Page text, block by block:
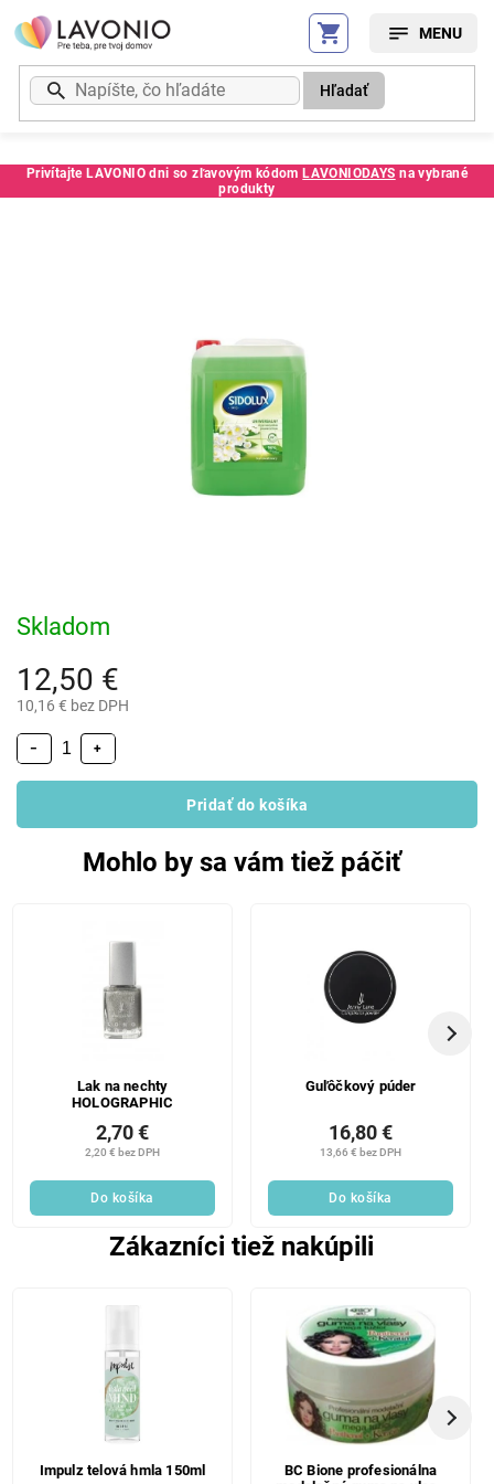
Prejsť
na
obsah
Privítajte LAVONIO dni so zľavovým kódom LAVONIODAYS na vybrané
produkty
Hľadať
MG5902986201295
12,50 €
10,16 € bez DPH
Skladom
+
−
Pridať do košíka
Mohlo by sa vám tiež páčiť
Lak na nechty
HOLOGRAPHIC
2,20 € bez DPH
2,70 €
Do košíka
Guľôčkový púder
13,66 € bez DPH
16,80 €
Do košíka
Zákazníci tiež nakúpili
Impulz telová hmla 150ml
BC Bione profesionálna